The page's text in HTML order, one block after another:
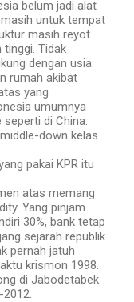
belum jadi alat
untuk tempat
masih reyot
Tidak
dengan usia
rumah akibat
yang
umumnya
di China.
down kelas
pakai KPR itu
atas memang
Yang pinjam
30%, bank tetap
sejarah republik
pernah jatuh
krismon 1998.
di Jabodetabek